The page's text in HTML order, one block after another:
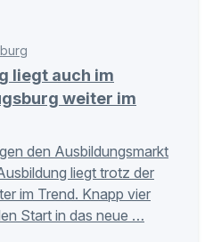
liegt auch im
weiter im
den Ausbildungsmarkt
liegt trotz der
im Trend. Knapp vier
Start in das neue …